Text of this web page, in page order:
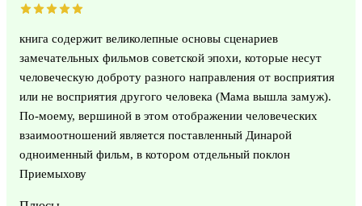
книга содержит великолепные основы сценариев
замечательных фильмов советской эпохи, которые несут
человеческую доброту разного направления от восприятия
или не восприятия другого человека (Мама вышла замуж).
По-моему, вершиной в этом отображении человеческих
взаимоотношений является поставленный Динарой
одноименный фильм, в котором отдельный поклон
Приемыхову